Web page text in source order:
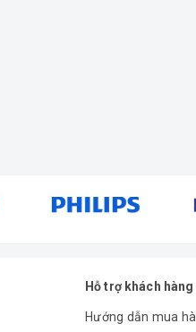
Hỗ trợ khách hàng
Hướng dẫn mua